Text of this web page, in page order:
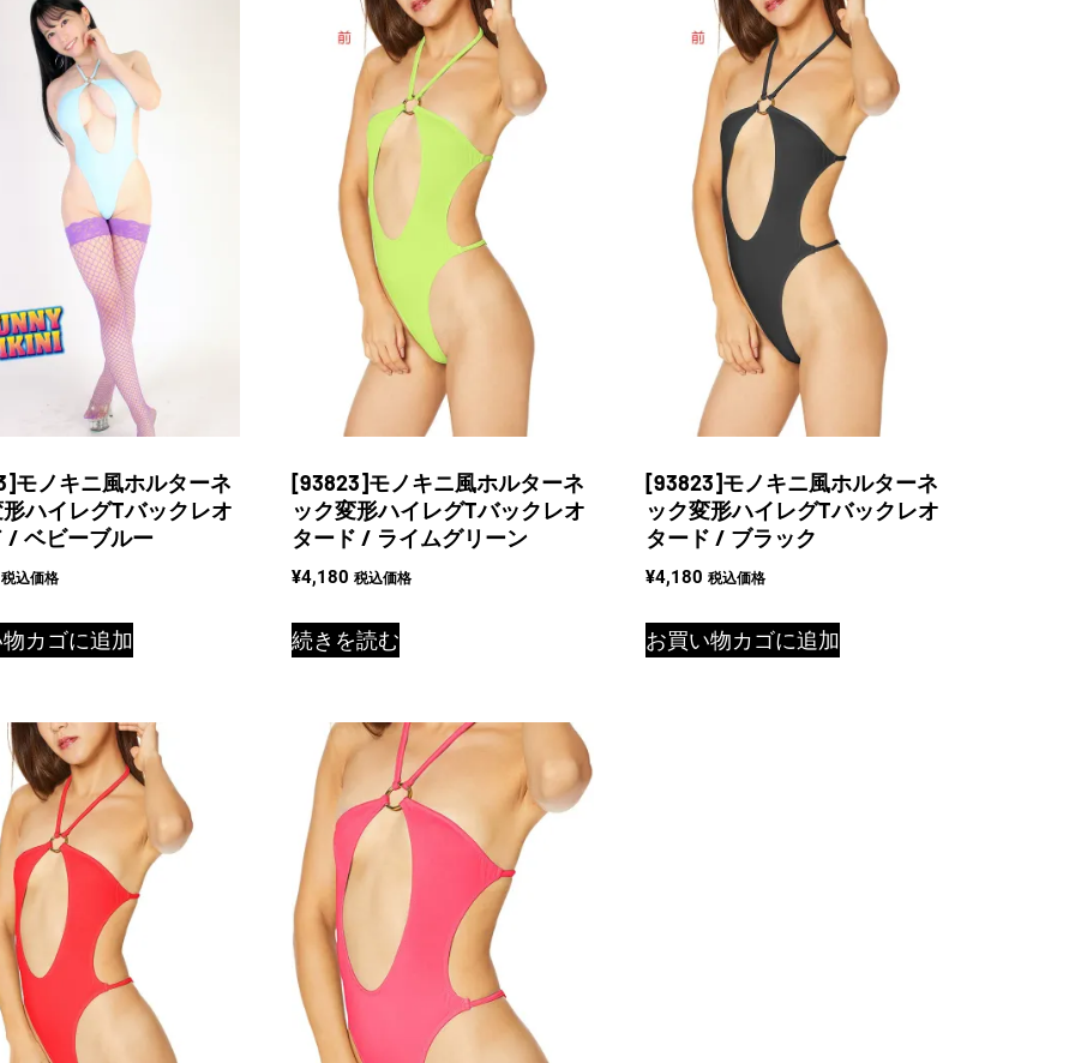
モノキニ風ホルターネ
ハイレグTバックレオ
/ ベビーブルー
税込価格
カゴに追加
[93823]モノキニ風ホルターネ
ック変形ハイレグTバックレオ
タード / ライムグリーン
¥4,180 税込価格
続きを読む
[93823]モノキニ風ホルターネ
ック変形ハイレグTバックレオ
タード / ブラック
¥4,180 税込価格
お買い物カゴに追加